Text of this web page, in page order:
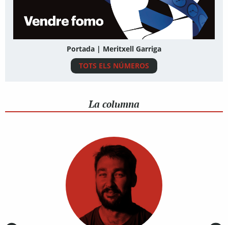
Portada | Meritxell Garriga
TOTS ELS NÚMEROS
La columna